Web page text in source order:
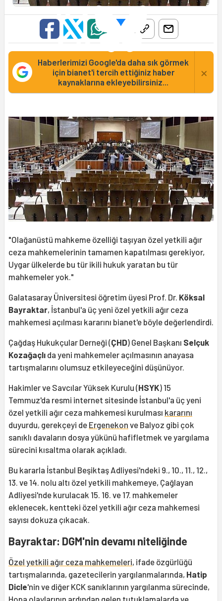
Haberlerimizi Google'da daha sık görmek
için bianet'i tercih ettiğiniz haber
kaynaklarına ekleyebilirsiniz...
×
"Olağanüstü mahkeme özelliği taşıyan özel yetkili ağır
ceza mahkemelerinin tamamen kapatılması gerekiyor,
Uygar ülkelerde bu tür ikili hukuk yaratan bu tür
mahkemeler yok."
Galatasaray Üniversitesi öğretim üyesi Prof. Dr. Köksal
Bayraktar, İstanbul'a üç yeni özel yetkili ağır ceza
mahkemesi açılması kararını bianet'e böyle değerlendirdi.
Çağdaş Hukukçular Derneği (ÇHD) Genel Başkanı Selçuk
Kozağaçlı da yeni mahkemeler açılmasının anayasa
tartışmalarını olumsuz etkileyeceğini düşünüyor.
Hakimler ve Savcılar Yüksek Kurulu (HSYK) 15
Temmuz'da resmi internet sitesinde İstanbul'a üç yeni
özel yetkili ağır ceza mahkemesi kurulması kararını
duyurdu, gerekçeyi de Ergenekon ve Balyoz gibi çok
sanıklı davaların dosya yükünü hafifletmek ve yargılama
sürecini kısaltma olarak açıkladı.
Bu kararla İstanbul Beşiktaş Adliyesi'ndeki 9., 10., 11., 12.,
13. ve 14. nolu altı özel yetkili mahkemeye, Çağlayan
Adliyesi'nde kurulacak 15. 16. ve 17. mahkemeler
eklenecek, kentteki özel yetkili ağır ceza mahkemesi
sayısı dokuza çıkacak.
Bayraktar: DGM'nin devamı niteliğinde
Özel yetkili ağır ceza mahkemeleri, ifade özgürlüğü
tartışmalarında, gazetecilerin yargılanmalarında, Hatip
Dicle'nin ve diğer KCK sanıklarının yargılanma sürecinde,
Hopa olaylarının ardından gelen tutuklamalarda ve